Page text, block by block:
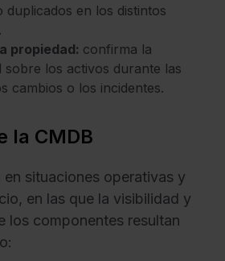
duplicados en los distintos
propiedad: confirma la
sobre los activos durante las
cambios o los incidentes.
la CMDB
situaciones operativas y
en las que la visibilidad y
los componentes resultan